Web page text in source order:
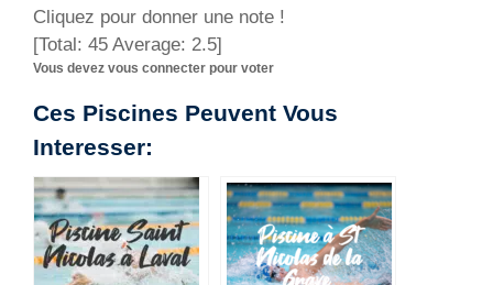
Cliquez pour donner une note !
[Total: 45 Average: 2.5]
Vous devez vous connecter pour voter
Ces Piscines Peuvent Vous
Interesser: